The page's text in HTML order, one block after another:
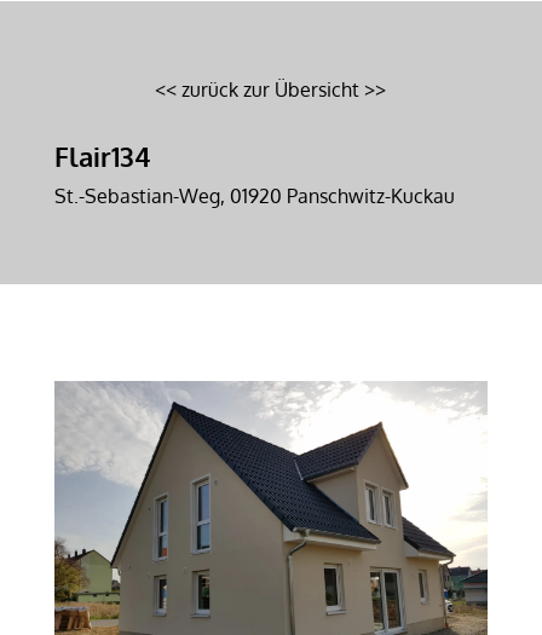
<< zurück zur Übersicht >>
Flair134
St.-Sebastian-Weg, 01920 Panschwitz-Kuckau